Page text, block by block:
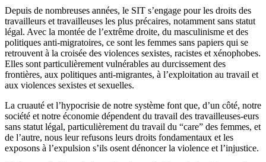
Depuis de nombreuses années, le SIT s’engage pour les droits des
travailleurs et travailleuses les plus précaires, notamment sans statut
légal. Avec la montée de l’extrême droite, du masculinisme et des
politiques anti-migratoires, ce sont les femmes sans papiers qui se
retrouvent à la croisée des violences sexistes, racistes et xénophobes.
Elles sont particulièrement vulnérables au durcissement des
frontières, aux politiques anti-migrantes, à l’exploitation au travail et
aux violences sexistes et sexuelles.
La cruauté et l’hypocrisie de notre système font que, d’un côté, notre
société et notre économie dépendent du travail des travailleuses-eurs
sans statut légal, particulièrement du travail du “care” des femmes, et
de l’autre, nous leur refusons leurs droits fondamentaux et les
exposons à l’expulsion s’ils osent dénoncer la violence et l’injustice.